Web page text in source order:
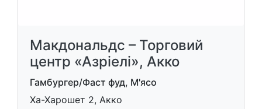
Макдональдс – Торговий
центр «Азріелі», Акко
Гамбургер/Фаст фуд, М'ясо
Ха-Харошет 2, Акко